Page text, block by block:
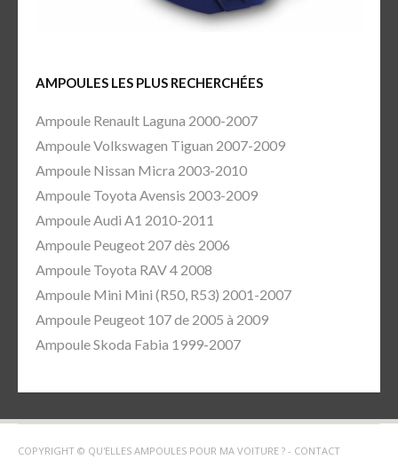
AMPOULES LES PLUS RECHERCHÉES
Ampoule Renault Laguna 2000-2007
Ampoule Volkswagen Tiguan 2007-2009
Ampoule Nissan Micra 2003-2010
Ampoule Toyota Avensis 2003-2009
Ampoule Audi A1 2010-2011
Ampoule Peugeot 207 dès 2006
Ampoule Toyota RAV 4 2008
Ampoule Mini Mini (R50, R53) 2001-2007
Ampoule Peugeot 107 de 2005 à 2009
Ampoule Skoda Fabia 1999-2007
COPYRIGHT © QU'ELLES AMPOULES POUR MA VOITURE ? - CONTACT